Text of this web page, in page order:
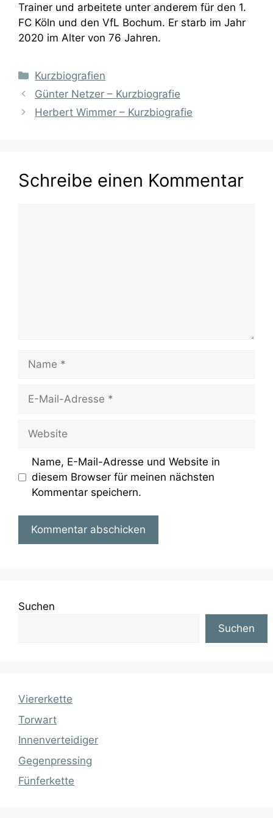
Trainer und arbeitete unter anderem für den 1.
FC Köln und den VfL Bochum. Er starb im Jahr
2020 im Alter von 76 Jahren.
Kategorien
Kurzbiografien
Günter Netzer – Kurzbiografie
Herbert Wimmer – Kurzbiografie
Schreibe einen Kommentar
Mail-
Name, E-Mail-Adresse und Website in
diesem Browser für meinen nächsten
Kommentar speichern.
Suchen
Suchen
Viererkette
Torwart
Innenverteidiger
Gegenpressing
Fünferkette